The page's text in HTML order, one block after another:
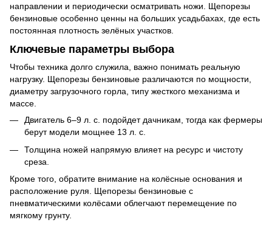
направлении и периодически осматривать ножи. Щепорезы
бензиновые особенно ценны на больших усадьбахах, где есть
постоянная плотность зелёных участков.
Ключевые параметры выбора
Чтобы техника долго служила, важно понимать реальную
нагрузку. Щепорезы бензиновые различаются по мощности,
диаметру загрузочного горла, типу жесткого механизма и
массе.
Двигатель 6–9 л. с. подойдет дачникам, тогда как фермеры
берут модели мощнее 13 л. с.
Толщина ножей напрямую влияет на ресурс и чистоту
среза.
Кроме того, обратите внимание на колёсные основания и
расположение руля. Щепорезы бензиновые с
пневматическими колёсами облегчают перемещение по
мягкому грунту.